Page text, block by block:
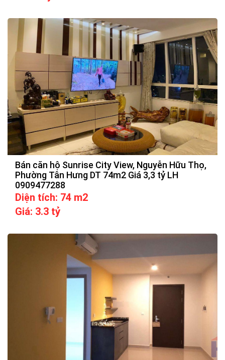
Bán căn hộ Sunrise City View, Nguyễn Hữu Thọ,
Phường Tân Hưng DT 74m2 Giá 3,3 tỷ LH
0909477288
Diện tích: 74 m2
Giá: 3.3 tỷ